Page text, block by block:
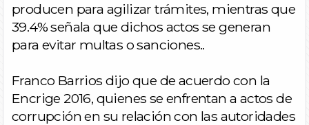
producen para agilizar trámites, mientras que
39.4% señala que dichos actos se generan
para evitar multas o sanciones..
Franco Barrios dijo que de acuerdo con la
Encrige 2016, quienes se enfrentan a actos de
corrupción en su relación con las autoridades